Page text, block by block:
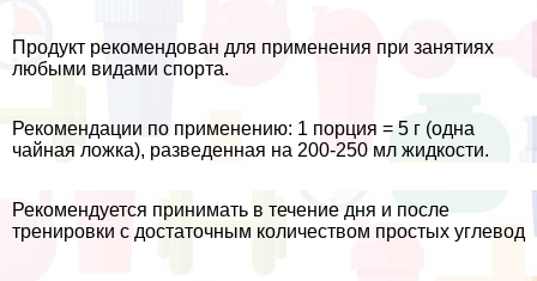
Продукт рекомендован для применения при занятиях
любыми видами спорта.
Рекомендации по применению: 1 порция = 5 г (одна
чайная ложка), разведенная на 200-250 мл жидкости.
Рекомендуется принимать в течение дня и после
тренировки с достаточным количеством простых углевод